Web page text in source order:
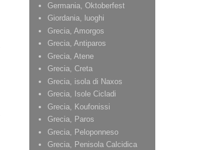
Germania, Oktoberfest
Giordania, luoghi
Grecia, Amorgos
Grecia, Antiparos
Grecia, Atene
Grecia, Creta
Grecia, isola di Naxos
Grecia, Isole Cicladi
Grecia, Koufonissi
Grecia, Paros
Grecia, Peloponneso
Grecia, Penisola Calcidica